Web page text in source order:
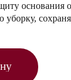
основания